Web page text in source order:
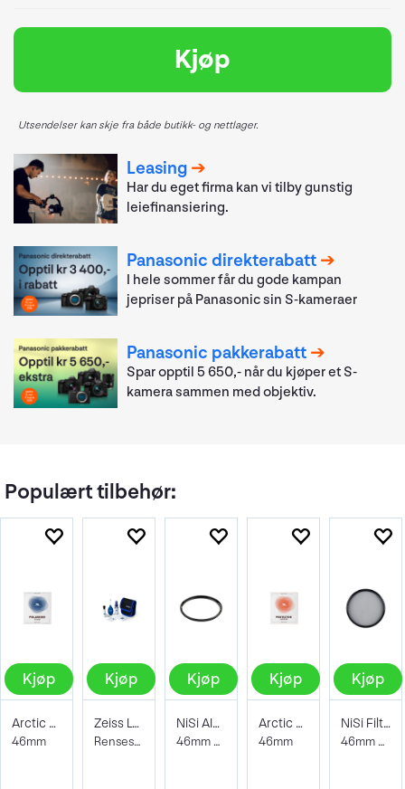
Kjøp
Utsendelser kan skje fra både butikk- og nettlager.
Leasing
Har du eget firma kan vi tilby gunstig
leiefinansiering.
Panasonic direkterabatt
I hele sommer får du gode kampan
jepriser på Panasonic sin S-kameraer
Panasonic pakkerabatt
Spar opptil 5 650,- når du kjøper et S-
kamera sammen med objektiv.
Populært tilbehør:
Kjøp
Arctic Pro filter Polarizer
46mm
Kjøp
Zeiss Lens Cleaning Kit
Rensesett for objektiv og kamera
Kjøp
NiSi AIR Protector Filter 46mm
46mm Beskyttelsesfilter
Kjøp
Arctic Pro filter Protector Superior
46mm
Kjøp
NiSi Filter Circ Polarizer True Color 46
46mm Pro Nano Pola Filter